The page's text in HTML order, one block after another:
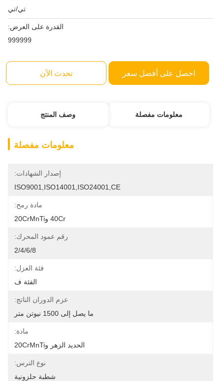
تي/تي
القدرة على العرض:
999999
احصل على أفضل سعر تحدث الآن
معلومات مفصلة وصف المنتج
معلومات مفصلة
إصدار الشهادات:
ISO9001,ISO14001,ISO24001,CE
مادة رمح:
40Cr و20CrMnTi
رقم عمود المحرك:
2/4/6/8
فئة العزل:
الفئة ف
عزم الدوران الناتج:
ما يصل إلى 1500 نيوتن متر
مادة:
الحديد الزهر و20CrMnTi
نوع الترس:
شطبة حلزونية